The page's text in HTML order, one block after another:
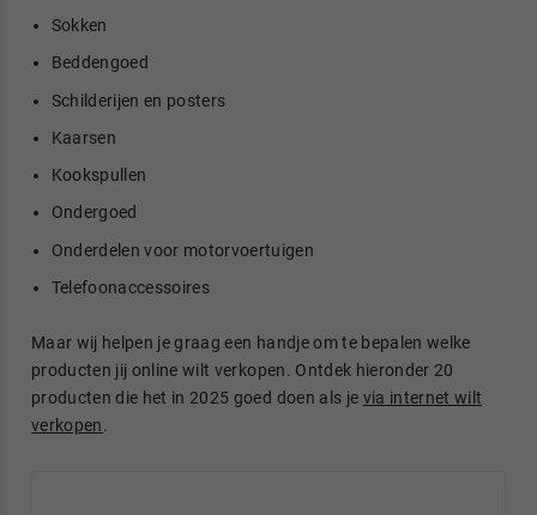
Sokken
Beddengoed
Schilderijen en posters
Kaarsen
Kookspullen
Ondergoed
Onderdelen voor motorvoertuigen
Telefoonaccessoires
Maar wij helpen je graag een handje om te bepalen welke
producten jij online wilt verkopen. Ontdek hieronder 20
producten die het in 2025 goed doen als je via internet wilt
verkopen.